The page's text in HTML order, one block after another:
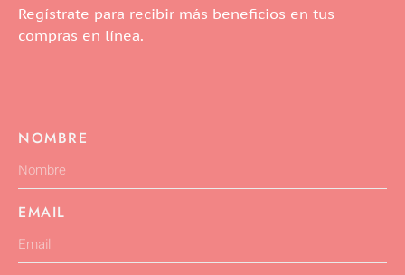
Regístrate para recibir más beneficios en tus
compras en línea.
NOMBRE
EMAIL